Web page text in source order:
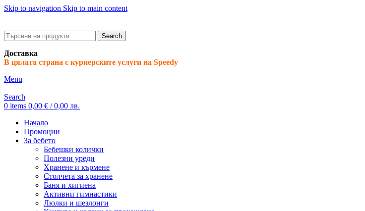
Skip to navigation Skip to main content
Search
Доставка
В цялата страна с куриерските услуги на Speedy
Menu
Search
0 items 0,00 € / 0,00 лв.
Начало
Промоции
За бебето
Бебешки колички
Полезни уреди
Хранене и кърмене
Столчета за хранене
Баня и хигиена
Активни гимнастики
Люлки и шезлонги